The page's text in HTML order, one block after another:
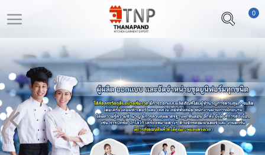
สินค้า
ที่
สนใจ
(
0
หน้า
หลัก
เลือก
สินค้า
0